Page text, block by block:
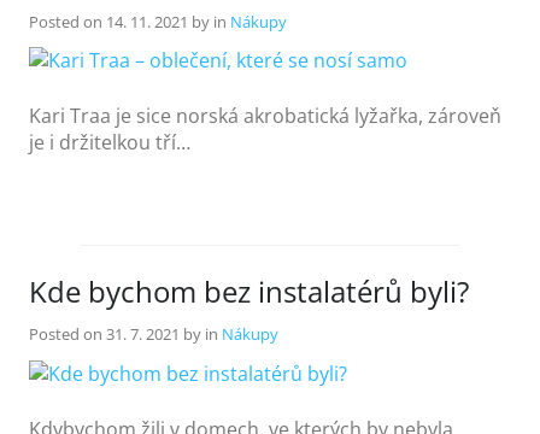
Posted on 14. 11. 2021 by in Nákupy
Kari Traa je sice norská akrobatická lyžařka, zároveň
je i držitelkou tří…
Kde bychom bez instalatérů byli?
Posted on 31. 7. 2021 by in Nákupy
Kdybychom žili v domech, ve kterých by nebyla